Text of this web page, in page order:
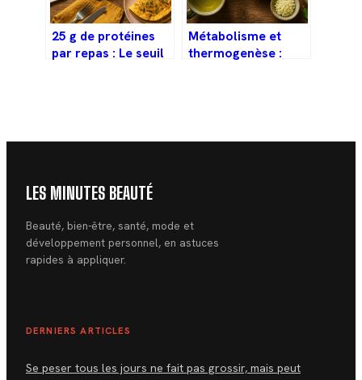
25 g de protéines
par repas : Le seuil
musculaire
Métabolisme et
thermogenèse :
LES MINUTES BEAUTÉ
Beauté, bien-être, santé, mode et
développement personnel, en astuces
rapides à appliquer.
DERNIERS ARTICLES
Se peser tous les jours ne fait pas grossir, mais peut